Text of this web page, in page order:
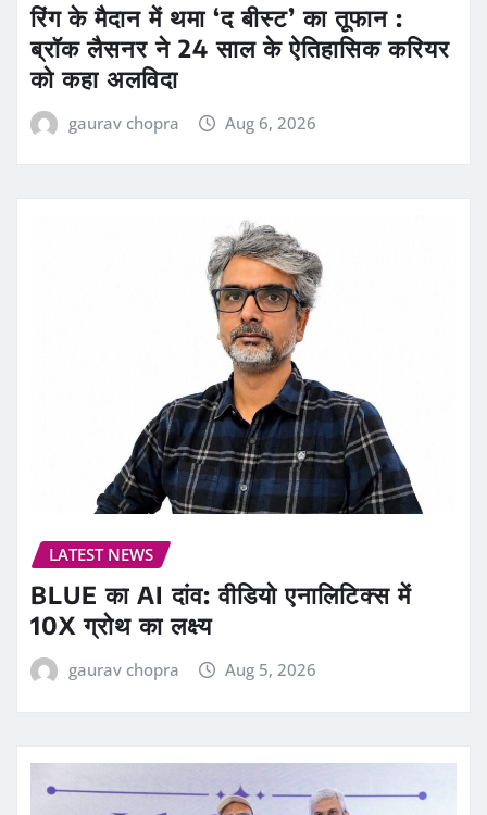
रिंग के मैदान में थमा ‘द बीस्ट’ का तूफान :
ब्रॉक लैसनर ने 24 साल के ऐतिहासिक करियर
को कहा अलविदा
gaurav chopra Aug 6, 2026
LATEST NEWS
BLUE का AI दांव: वीडियो एनालिटिक्स में
10X ग्रोथ का लक्ष्य
gaurav chopra Aug 5, 2026